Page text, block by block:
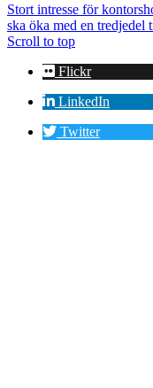
Stort intresse för
ska öka med en tredjedel
Scroll to top
Flickr
LinkedIn
Twitter